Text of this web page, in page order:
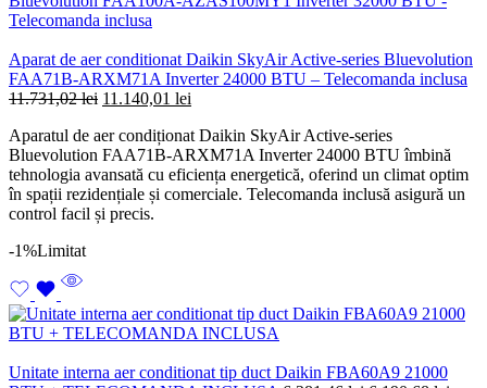
Aparat de aer conditionat Daikin SkyAir Active-series Bluevolution
FAA71B-ARXM71A Inverter 24000 BTU – Telecomanda inclusa
11.731,02lei Prețul
a
fost:
11.731,02 lei.
11.140,01 lei
este:
11.140,01 lei.
Aparatul de aer condiționat Daikin SkyAir Active-series
Bluevolution FAA71B-ARXM71A Inverter 24000 BTU îmbină
tehnologia avansată cu eficiența energetică, oferind un climat optim
în spații rezidențiale și comerciale. Telecomanda inclusă asigură un
control facil și precis.
-1%Limitat
Unitate interna aer conditionat tip duct Daikin FBA60A9 21000